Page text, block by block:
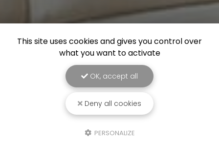
This site uses cookies and gives you control over
what you want to activate
OK, accept all
Deny all cookies
PERSONALIZE